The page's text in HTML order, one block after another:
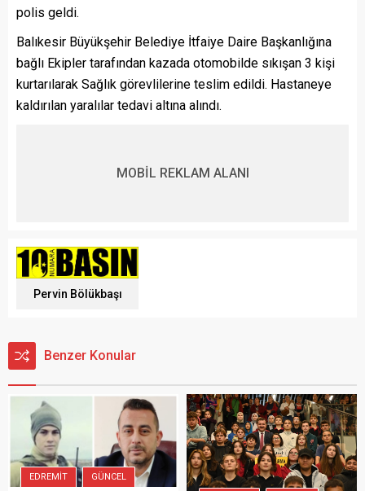
polis geldi.
Balıkesir Büyükşehir Belediye İtfaiye Daire Başkanlığına
bağlı Ekipler tarafından kazada otomobilde sıkışan 3 kişi
kurtarılarak Sağlık görevlilerine teslim edildi. Hastaneye
kaldırılan yaralılar tedavi altına alındı.
MOBİL REKLAM ALANI
Pervin Bölükbaşı
Benzer Konular
EDREMIT GÜNCEL